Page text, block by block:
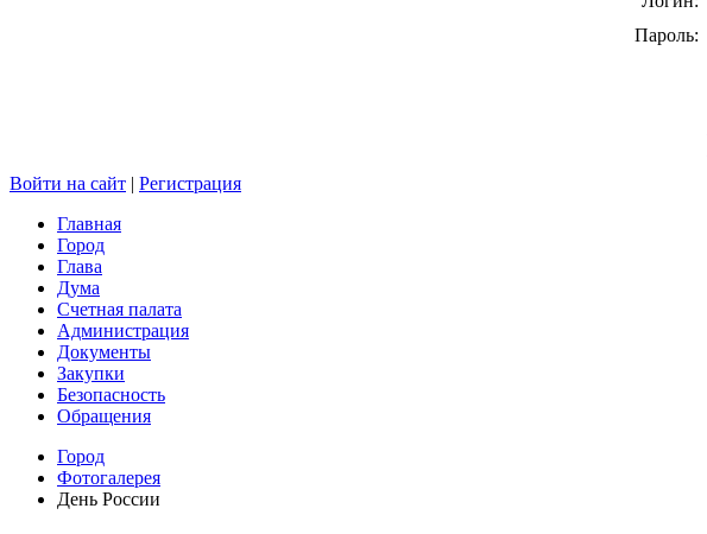
Пароль:
Войти на сайт | Регистрация
Главная
Город
Глава
Дума
Счетная палата
Администрация
Документы
Закупки
Безопасность
Обращения
Город
Фотогалерея
День России